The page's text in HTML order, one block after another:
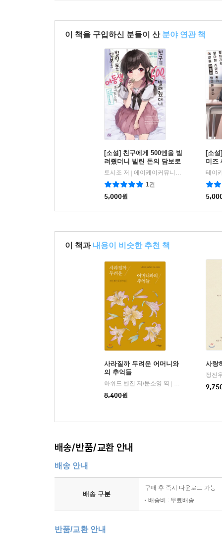
이 책을 구입하신 분들이 산 분야 연관 책
[소설] 친구에게 500엔을 빌
려줬더니 빌린 돈의 담보로
서 여동생을 보내왔는데, 난
대체 어떡하면 좋을까 01권
토시조 저 | 에이케이커뮤니케이션즈
1건
5,000원
[소설
미즈
색해
테이
이 책과 내용이 비슷한 추천 책
사라질까 두려운 어머니와
의 추억들
하쉬드 벤진 저/문소영 역 |
8,400원
사랑
정진
배송/반품/교환 안내
배송 안내
배송 구분
구매 후 즉시 다운로드 가능
배송비 : 무료배송
반품/교환 안내